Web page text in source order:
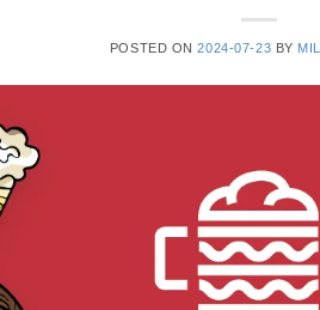
POSTED ON2024-07-23 BY